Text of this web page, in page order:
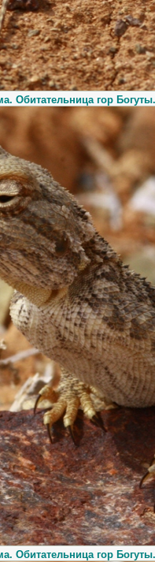
Обитательница гор Богуты.
Обитательница гор Богуты.